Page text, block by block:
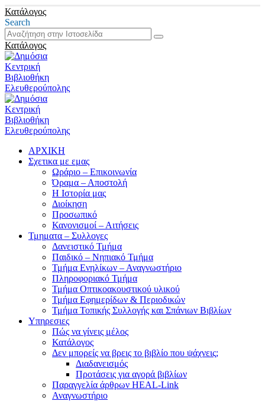
Κατάλογος
Search
Κατάλογος
ΑΡΧΙΚΗ
Σχετικα με εμας
Ωράριο – Επικοινωνία
Όραμα – Αποστολή
Η Ιστορία μας
Διοίκηση
Προσωπικό
Κανονισμοί – Αιτήσεις
Τμηματα – Συλλογες
Δανειστικό Τμήμα
Παιδικό – Νηπιακό Τμήμα
Τμήμα Ενηλίκων – Αναγνωστήριο
Πληροφοριακό Τμήμα
Τμήμα Οπτικοακουστικού υλικού
Τμήμα Εφημερίδων & Περιοδικών
Τμήμα Τοπικής Συλλογής και Σπάνιων Βιβλίων
Υπηρεσιες
Πώς να γίνεις μέλος
Κατάλογος
Δεν μπορείς να βρεις το βιβλίο που ψάχνεις;
Διαδανεισμός
Προτάσεις για αγορά βιβλίων
Παραγγελία άρθρων HEAL-Link
Αναγνωστήριο